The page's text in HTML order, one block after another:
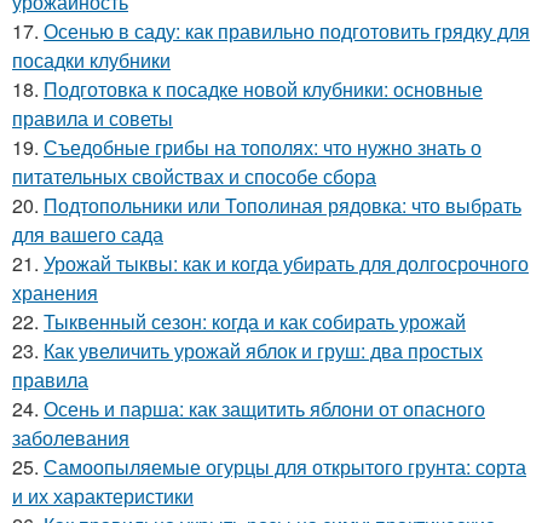
17. Осенью в саду: как правильно подготовить грядку для
посадки клубники
18. Подготовка к посадке новой клубники: основные
правила и советы
19. Съедобные грибы на тополях: что нужно знать о
питательных свойствах и способе сбора
20. Подтопольники или Тополиная рядовка: что выбрать
для вашего сада
21. Урожай тыквы: как и когда убирать для долгосрочного
хранения
22. Тыквенный сезон: когда и как собирать урожай
23. Как увеличить урожай яблок и груш: два простых
правила
24. Осень и парша: как защитить яблони от опасного
заболевания
25. Самоопыляемые огурцы для открытого грунта: сорта
и их характеристики